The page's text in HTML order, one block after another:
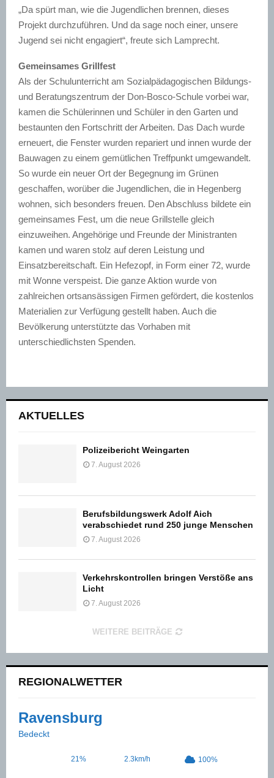
„Da spürt man, wie die Jugendlichen brennen, dieses
Projekt durchzuführen. Und da sage noch einer, unsere
Jugend sei nicht engagiert“, freute sich Lamprecht.
Gemeinsames Grillfest
Als der Schulunterricht am Sozialpädagogischen Bildungs-
und Beratungszentrum der Don-Bosco-Schule vorbei war,
kamen die Schülerinnen und Schüler in den Garten und
bestaunten den Fortschritt der Arbeiten. Das Dach wurde
erneuert, die Fenster wurden repariert und innen wurde der
Bauwagen zu einem gemütlichen Treffpunkt umgewandelt.
So wurde ein neuer Ort der Begegnung im Grünen
geschaffen, worüber die Jugendlichen, die in Hegenberg
wohnen, sich besonders freuen. Den Abschluss bildete ein
gemeinsames Fest, um die neue Grillstelle gleich
einzuweihen. Angehörige und Freunde der Ministranten
kamen und waren stolz auf deren Leistung und
Einsatzbereitschaft. Ein Hefezopf, in Form einer 72, wurde
mit Wonne verspeist. Die ganze Aktion wurde von
zahlreichen ortsansässigen Firmen gefördert, die kostenlos
Materialien zur Verfügung gestellt haben. Auch die
Bevölkerung unterstützte das Vorhaben mit
unterschiedlichsten Spenden.
AKTUELLES
Polizeibericht Weingarten
7. August 2026
Berufsbildungswerk Adolf Aich
verabschiedet rund 250 junge Menschen
7. August 2026
Verkehrskontrollen bringen Verstöße ans
Licht
7. August 2026
WEITERE BEITRÄGE
REGIONALWETTER
Ravensburg
Bedeckt
21% 2.3km/h 100%